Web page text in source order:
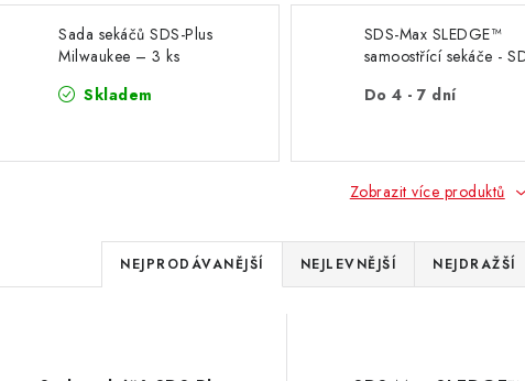
Sada sekáčů SDS-Plus
Milwaukee – 3 ks
Skladem
SDS-Max SLEDGE™
samoostřící sekáče -
chisels self sharpening
Do 4 - 7 dní
Zobrazit více produktů
Ř
a
NEJPRODÁVANĚJŠÍ NEJLEVNĚJŠÍ NEJDRAŽŠÍ